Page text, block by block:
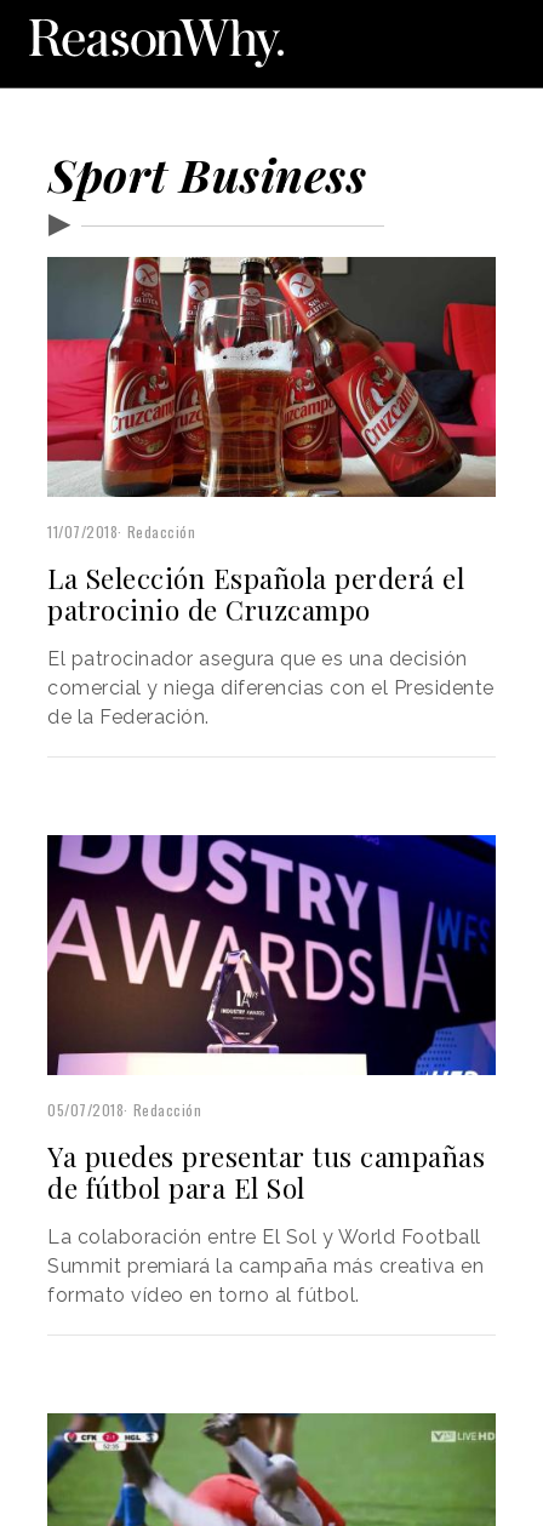
Sport Business
▶
11/07/2018 Redacción
La Selección Española perderá el
patrocinio de Cruzcampo
El patrocinador asegura que es una decisión
comercial y niega diferencias con el Presidente
de la Federación.
05/07/2018 Redacción
Ya puedes presentar tus campañas
de fútbol para El Sol
La colaboración entre El Sol y World Football
Summit premiará la campaña más creativa en
formato vídeo en torno al fútbol.